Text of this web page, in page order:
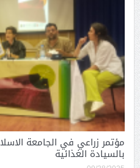
مؤتمر زراعي في الجامعة
بالسيادة الغذائية